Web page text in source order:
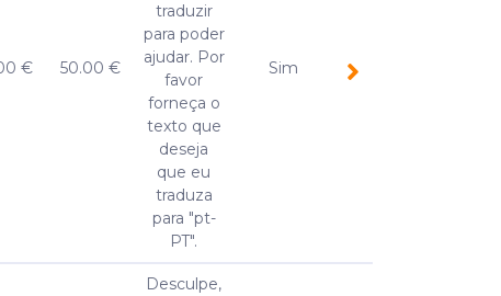
€ 50.00 €
traduzir
para poder
ajudar. Por
favor
forneça o
texto que
deseja
que eu
traduza
para "pt-
PT".
Sim
Desculpe,